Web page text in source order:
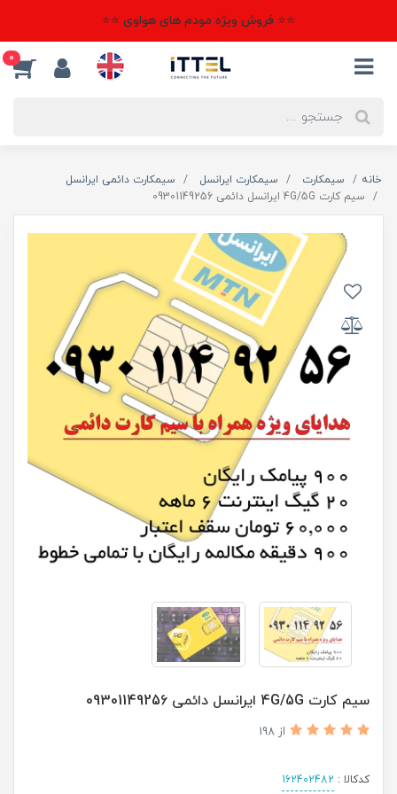
⭐⭐ فروش ویژه مودم های هواوی ⭐⭐
0
خانه سیمکارت سیمکارت ایرانسل
سیمکارت دائمی ایرانسل
سیم کارت 4G/5G ایرانسل دائمی 09301149256
سیم کارت 4G/5G ایرانسل دائمی 09301149256
از 198
کدکالا : 162402482